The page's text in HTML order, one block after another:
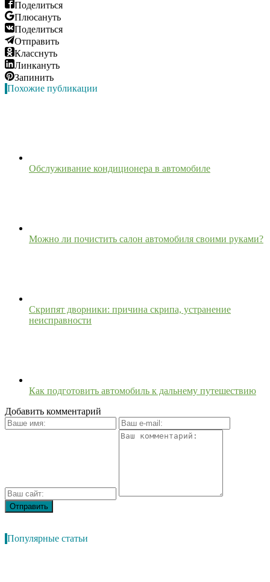
Поделиться
Плюсануть
Поделиться
Отправить
Класснуть
Линкануть
Запинить
Похожие публикации
Обслуживание кондиционера в автомобиле
Можно ли почистить салон автомобиля своими руками?
Скрипят дворники: причина скрипа, устранение
неисправности
Как подготовить автомобиль к дальнему путешествию
Добавить комментарий
Популярные статьи